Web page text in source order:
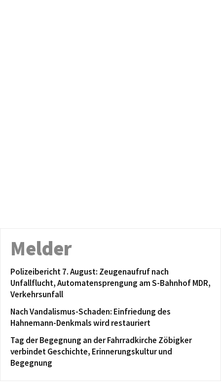
Melder
Polizeibericht 7. August: Zeugenaufruf nach
Unfallflucht, Automatensprengung am S-Bahnhof MDR,
Verkehrsunfall
Nach Vandalismus-Schaden: Einfriedung des
Hahnemann-Denkmals wird restauriert
Tag der Begegnung an der Fahrradkirche Zöbigker
verbindet Geschichte, Erinnerungskultur und
Begegnung